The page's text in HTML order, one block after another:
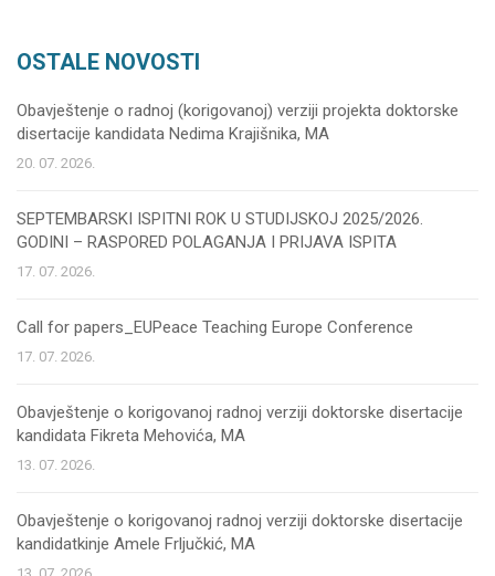
OSTALE NOVOSTI
Obavještenje o radnoj (korigovanoj) verziji projekta doktorske
disertacije kandidata Nedima Krajišnika, MA
20. 07. 2026.
SEPTEMBARSKI ISPITNI ROK U STUDIJSKOJ 2025/2026.
GODINI – RASPORED POLAGANJA I PRIJAVA ISPITA
17. 07. 2026.
Call for papers_EUPeace Teaching Europe Conference
17. 07. 2026.
Obavještenje o korigovanoj radnoj verziji doktorske disertacije
kandidata Fikreta Mehovića, MA
13. 07. 2026.
Obavještenje o korigovanoj radnoj verziji doktorske disertacije
kandidatkinje Amele Frljučkić, MA